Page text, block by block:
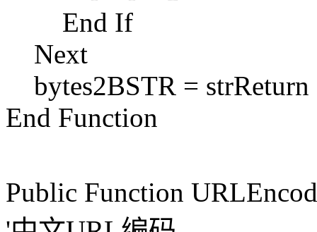
End If
Next
bytes2BSTR = strReturn
End Function
Public Function